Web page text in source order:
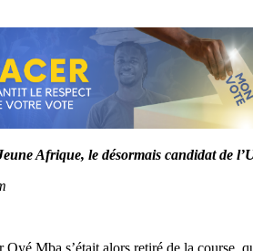
Afrique, le désormais candidat de
Mba s’était alors retiré de la course,